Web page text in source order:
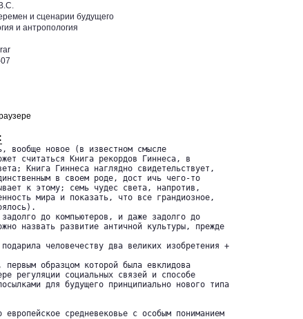
и сценарии будущего
и антропология
вообще новое (в известном смысле
считаться Книга рекордов Гиннеса, в
Книга Гиннеса наглядно свидетельствует,
в своем роде, дост ичь чего-то
к этому; семь чудес света, напротив,
мира и показать, что все грандиозное,
задолго до компьютеров, и даже задолго до
назвать развитие античной культуры, прежде
человечеству два великих изобретения +
образцом которой была евклидова
регуляции социальных связей и способе
для будущего принципиально нового типа
средневековье с особым пониманием